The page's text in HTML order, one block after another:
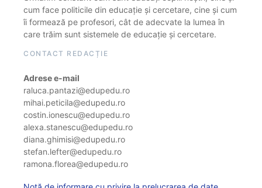
cum face politicile din educație și cercetare, cine și cum
îi formează pe profesori, cât de adecvate la lumea în
care trăim sunt sistemele de educație și cercetare.
CONTACT REDACȚIE
Adrese e-mail
raluca.pantazi@edupedu.ro
mihai.peticila@edupedu.ro
costin.ionescu@edupedu.ro
alexa.stanescu@edupedu.ro
diana.ghimisi@edupedu.ro
stefan.lefter@edupedu.ro
ramona.florea@edupedu.ro